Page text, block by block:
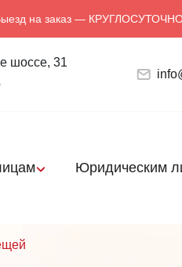
на заказ —
шоссе, 31
Юридическим